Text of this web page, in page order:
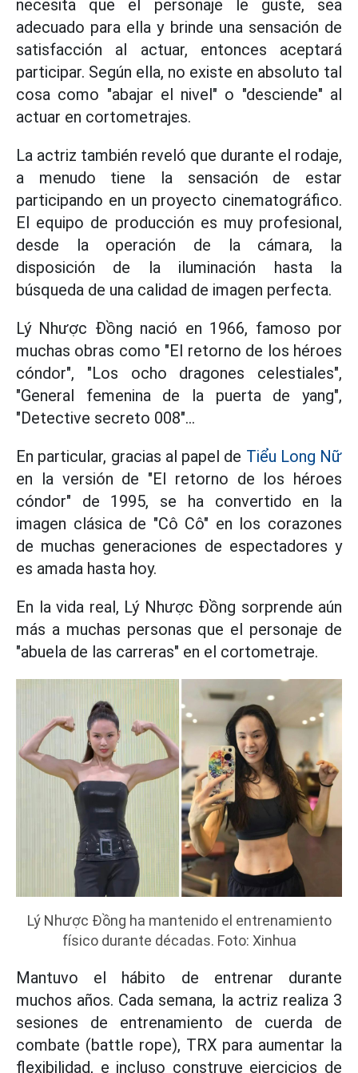
necesita que el personaje le guste, sea
adecuado para ella y brinde una sensación de
satisfacción al actuar, entonces aceptará
participar. Según ella, no existe en absoluto tal
cosa como "abajar el nivel" o "desciende" al
actuar en cortometrajes.
La actriz también reveló que durante el rodaje,
a menudo tiene la sensación de estar
participando en un proyecto cinematográfico.
El equipo de producción es muy profesional,
desde la operación de la cámara, la
disposición de la iluminación hasta la
búsqueda de una calidad de imagen perfecta.
Lý Nhược Đồng nació en 1966, famoso por
muchas obras como "El retorno de los héroes
cóndor", "Los ocho dragones celestiales",
"General femenina de la puerta de yang",
"Detective secreto 008"...
En particular, gracias al papel de Tiểu Long Nữ
en la versión de "El retorno de los héroes
cóndor" de 1995, se ha convertido en la
imagen clásica de "Cô Cô" en los corazones
de muchas generaciones de espectadores y
es amada hasta hoy.
En la vida real, Lý Nhược Đồng sorprende aún
más a muchas personas que el personaje de
"abuela de las carreras" en el cortometraje.
Lý Nhược Đồng ha mantenido el entrenamiento
físico durante décadas. Foto: Xinhua
Mantuvo el hábito de entrenar durante
muchos años. Cada semana, la actriz realiza 3
sesiones de entrenamiento de cuerda de
combate (battle rope), TRX para aumentar la
flexibilidad, e incluso construye ejercicios de